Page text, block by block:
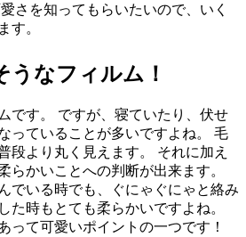
さを知ってもらいたいので、いく
す。
うなフィルム！
です。 ですが、寝ていたり、伏せ
っていることが多いですよね。 毛
段より丸く見えます。 それに加え
らかいことへの判断が出来ます。
でいる時でも、ぐにゃぐにゃと絡み
た時もとても柔らかいですよね。
って可愛いポイントの一つです！